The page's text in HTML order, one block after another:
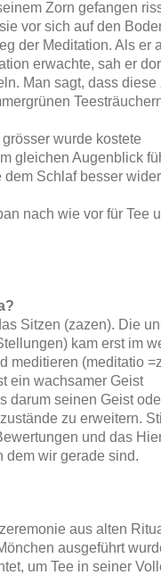
Zorn gefangen
vor sich auf den
der Meditation. Als er
erwachte, sah er
Man sagt, dass diese
wurde kostete
gleichen Augenblick
Schlaf besser
nach wie vor für Tee
Sitzen (zazen). Die
kam erst im
meditieren (meditatio
ein wachsamer Geist
darum seinen Geist
zu erweitern.
und das
dem wir gerade sind.
aus alten
ausgeführt
um Tee in seiner